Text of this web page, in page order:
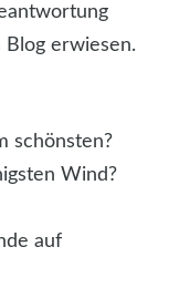
Blog erwiesen.
schönsten?
Wind?
auf